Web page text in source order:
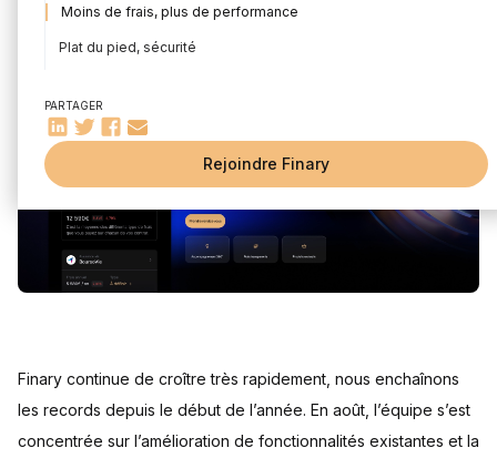
Moins de frais, plus de performance
Plat du pied, sécurité
☝️ Rejoignez l'aventure !
PARTAGER
Rejoindre Finary
Finary continue de croître très rapidement, nous enchaînons
les records depuis le début de l’année. En août, l’équipe s’est
concentrée sur l’amélioration de fonctionnalités existantes et la